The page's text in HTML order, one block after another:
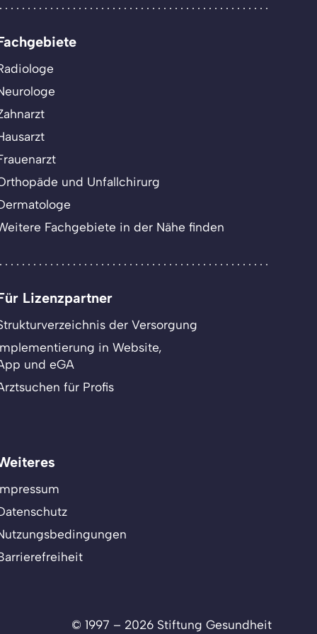
und Unfallchirurg
Fachgebiete in der Nähe finden
Lizenzpartner
der Versorgung
in Website,
und eGA
für Profis
© 1997 – 2026 Stiftung Gesundheit